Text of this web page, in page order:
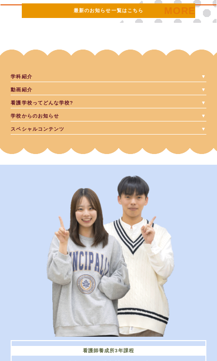
最新のお知らせ一覧はこちら
学科紹介
動画紹介
看護学校ってどんな学校?
学校からのお知らせ
スペシャルコンテンツ
看護師養成所3年課程